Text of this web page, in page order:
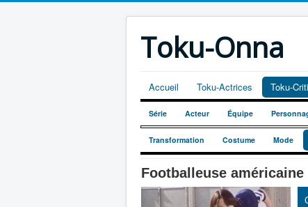
Toku-Onna
Accueil Toku-Actrices Toku-
Série Acteur Équipe
Transformation Costume Mode
Footballeuse américaine